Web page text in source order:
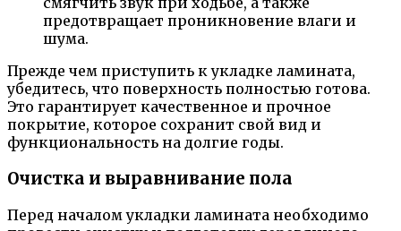
предотвращает проникновение влаги и
шума.
Прежде чем приступить к укладке ламината,
убедитесь, что поверхность полностью готова.
Это гарантирует качественное и прочное
покрытие, которое сохранит свой вид и
функциональность на долгие годы.
Очистка и выравнивание пола
Перед началом укладки ламината необходимо